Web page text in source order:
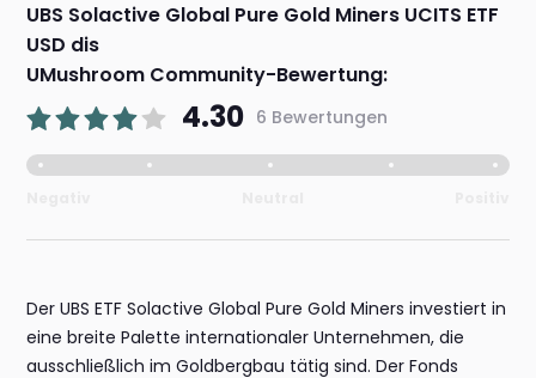
UBS Solactive Global Pure Gold Miners UCITS ETF
USD dis
UMushroom Community-Bewertung:
4.30 6 Bewertungen
Der UBS ETF Solactive Global Pure Gold Miners investiert in
eine breite Palette internationaler Unternehmen, die
ausschließlich im Goldbergbau tätig sind. Der Fonds